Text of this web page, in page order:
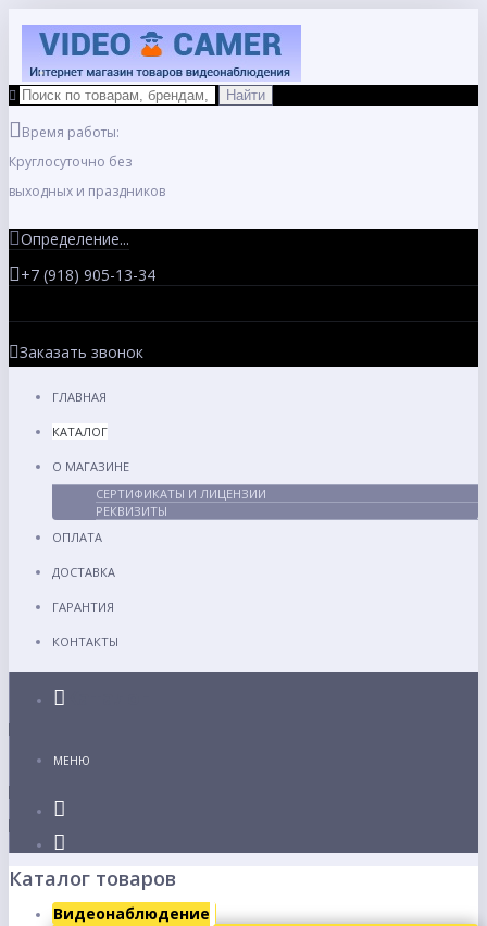
Время работы:
Круглосуточно без
выходных и праздников
Определение...
+7 (918) 905-13-34
Заказать звонок
ГЛАВНАЯ
КАТАЛОГ
О МАГАЗИНЕ
СЕРТИФИКАТЫ И ЛИЦЕНЗИИ
РЕКВИЗИТЫ
ОПЛАТА
ДОСТАВКА
ГАРАНТИЯ
КОНТАКТЫ
МЕНЮ
Каталог товаров
Видеонаблюдение